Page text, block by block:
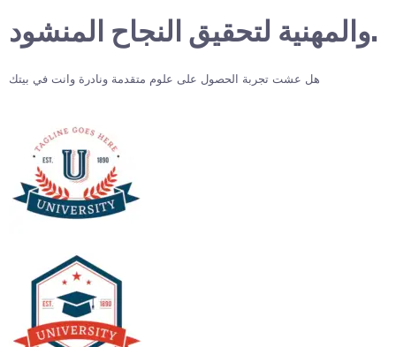
والمهنية لتحقيق النجاح المنشود.
هل عشت تجربة الحصول على علوم متقدمة ونادرة وانت في بيتك